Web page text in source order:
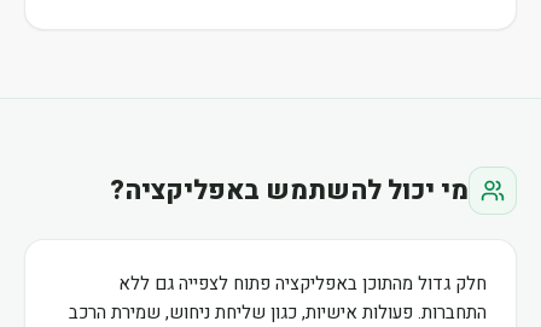
מי יכול להשתמש באפליקציה?
חלק גדול מהתוכן באפליקציה פתוח לצפייה גם ללא
התחברות. פעולות אישיות, כגון שליחת ניחוש, שמירת הרכב